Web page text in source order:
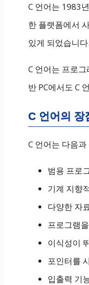
C 언어는 1983
한 플랫폼에서
있게 되었습니다.
C 언어는 프로
반 PC에서도 C
C 언어의 장
C 언어는 다음
범용 프로
기계 지향
다양한 자
프로그램
이식성이
포인터를
입출력 기